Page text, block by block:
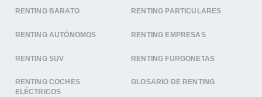
RENTING BARATO RENTING PARTICULARES
RENTING AUTÓNOMOS RENTING EMPRESAS
RENTING SUV RENTING FURGONETAS
RENTING COCHES
ELÉCTRICOS
GLOSARIO DE RENTING